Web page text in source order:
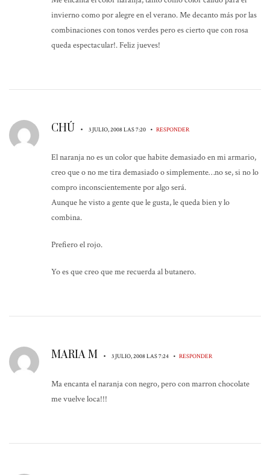
invierno como por alegre en el verano. Me decanto más por las
combinaciones con tonos verdes pero es cierto que con rosa
queda espectacular!. Feliz jueves!
CHÚ • 3 JULIO, 2008 LAS 7:20 • RESPONDER
El naranja no es un color que habite demasiado en mi armario,
creo que o no me tira demasiado o simplemente…no se, si no lo
compro inconscientemente por algo será.
Aunque he visto a gente que le gusta, le queda bien y lo
combina.
Prefiero el rojo.
Yo es que creo que me recuerda al butanero.
MARIA M • 3 JULIO, 2008 LAS 7:24 • RESPONDER
Ma encanta el naranja con negro, pero con marron chocolate
me vuelve loca!!!